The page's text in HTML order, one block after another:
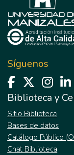
Síguenos
Biblioteca y
Sitio Biblioteca
Bases de datos
Catálogo Público
Chat Biblioteca